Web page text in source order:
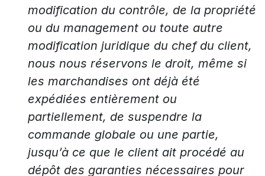
modification du contrôle, de la propriété
ou du management ou toute autre
modification juridique du chef du client,
nous nous réservons le droit, même si
les marchandises ont déjà été
expédiées entièrement ou
partiellement, de suspendre la
commande globale ou une partie,
jusqu’à ce que le client ait procédé au
dépôt des garanties nécessaires pour